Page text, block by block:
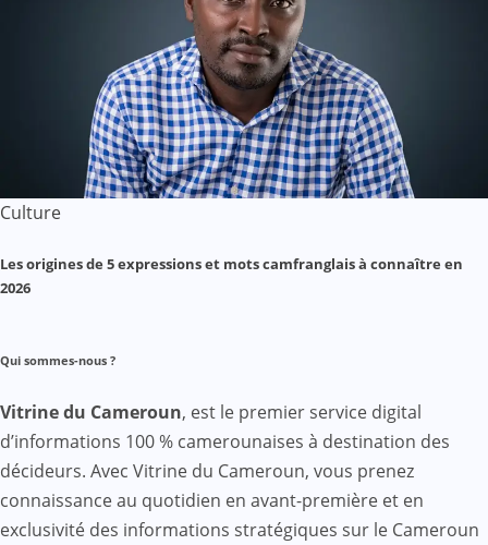
Culture
Les origines de 5 expressions et mots camfranglais à connaître en
2026
Qui sommes-nous ?
Vitrine du Cameroun, est le premier service digital
d’informations 100 % camerounaises à destination des
décideurs. Avec Vitrine du Cameroun, vous prenez
connaissance au quotidien en avant-première et en
exclusivité des informations stratégiques sur le Cameroun